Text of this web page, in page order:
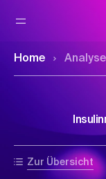
Home
Zur Übersicht